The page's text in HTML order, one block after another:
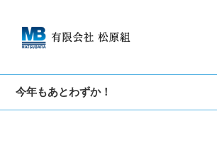
今年もあとわずか！